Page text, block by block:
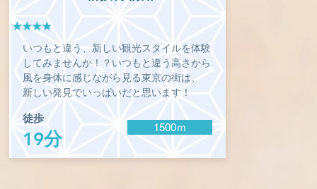
★★★★
いつもと違う、新しい観光スタイルを体験
してみませんか！？いつもと違う高さから
風を身体に感じながら見る東京の街は、
新しい発見でいっぱいだと思います！
徒歩
19分
1500ｍ